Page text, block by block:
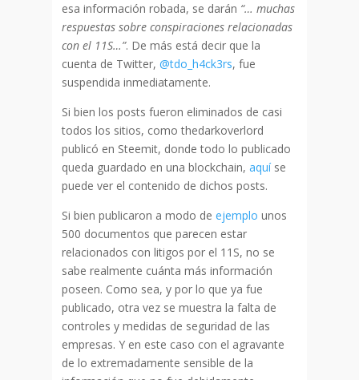
esa información robada, se darán “… muchas
respuestas sobre conspiraciones relacionadas
con el 11S…”. De más está decir que la
cuenta de Twitter, @tdo_h4ck3rs, fue
suspendida inmediatamente.
Si bien los posts fueron eliminados de casi
todos los sitios, como thedarkoverlord
publicó en Steemit, donde todo lo publicado
queda guardado en una blockchain, aquíse
puede ver el contenido de dichos posts.
Si bien publicaron a modo de ejemplo unos
500 documentos que parecen estar
relacionados con litigos por el 11S, no se
sabe realmente cuánta más información
poseen. Como sea, y por lo que ya fue
publicado, otra vez se muestra la falta de
controles y medidas de seguridad de las
empresas. Y en este caso con el agravante
de lo extremadamente sensible de la